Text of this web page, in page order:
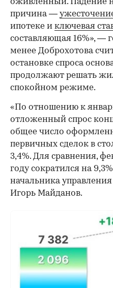
причина —
ипотеке и ключевая
составляющая 16%», —
менее Доброхотова
остановке спроса
продолжают решать
спокойном режиме.
«По отношению к
отложенный спрос
общее число
первичных сделок в
3,4%. Для сравнения,
году сократился на
начальника
Игорь Майданов.